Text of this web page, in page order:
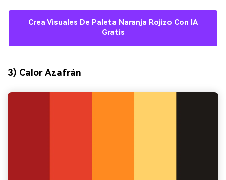
Crea Visuales De Paleta Naranja Rojizo Con IA
Gratis
3) Calor Azafrán